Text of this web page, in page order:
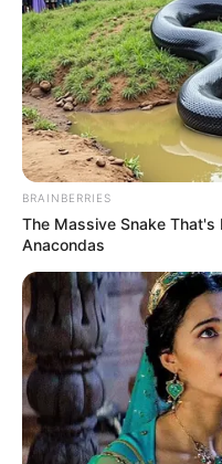
BRAINBERRIES
The Massive Snake
Anacondas